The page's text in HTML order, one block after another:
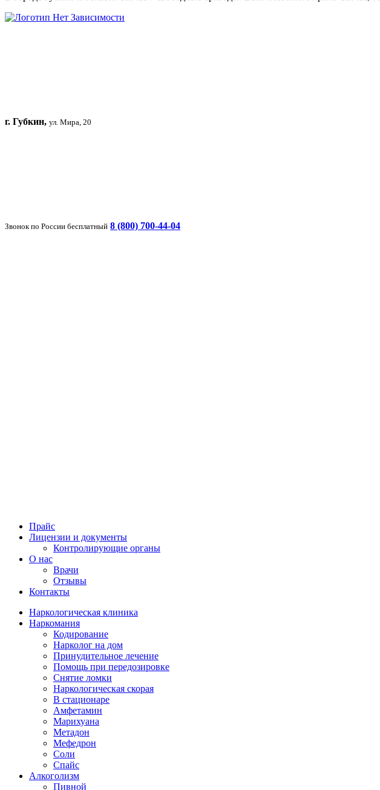
г. Губкин, ул. Мира, 20
Звонок по России бесплатный 8 (800) 700-44-04
Прайс
Лицензии и документы
Контролирующие органы
О нас
Врачи
Отзывы
Контакты
Наркологическая клиника
Наркомания
Кодирование
Нарколог на дом
Принудительное лечение
Помощь при передозировке
Снятие ломки
Наркологическая скорая
В стационаре
Амфетамин
Марихуана
Метадон
Мефедрон
Соли
Спайс
Алкоголизм
Пивной